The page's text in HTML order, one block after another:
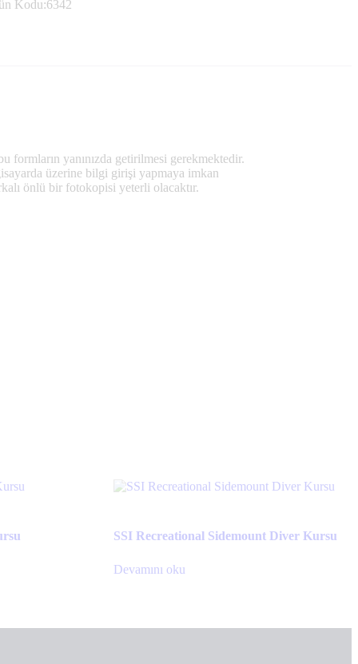
Kodu:6342
formların yanınızda getirilmesi gerekmektedir.
üzerine bilgi girişi yapmaya imkan
önlü bir fotokopisi yeterli olacaktır.
SSI Recreational Sidemount Diver Kursu
Devamını oku